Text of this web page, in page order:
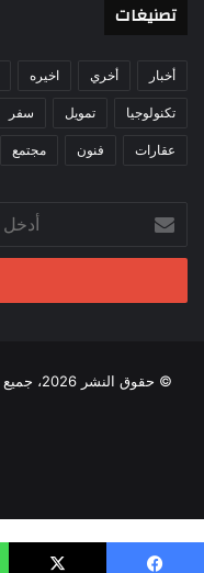
تصنيغات
أخبار أخري اخيره
تكنولوجيا تمويل سفر
عقارات فنون مجتمع
بريدك
الإلكتروني
© حقوق النشر 2026، جميع الحقوق محفوظة |